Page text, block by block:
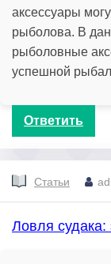
аксессуары
рыболова. В
рыболовные
успешной
Ответить
Статьи
Ловля